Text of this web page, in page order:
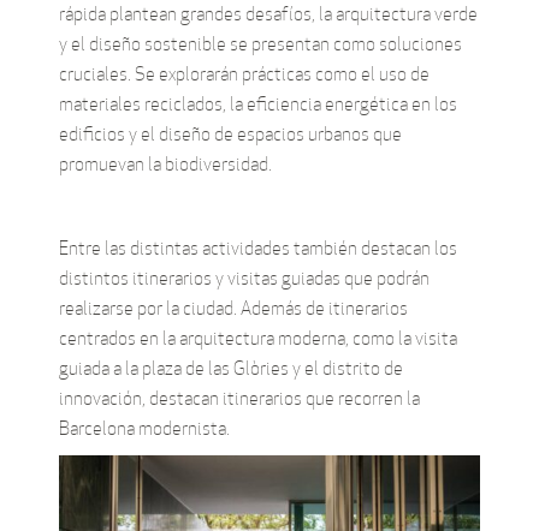
rápida plantean grandes desafíos, la arquitectura verde
y el diseño sostenible se presentan como soluciones
cruciales. Se explorarán prácticas como el uso de
materiales reciclados, la eficiencia energética en los
edificios y el diseño de espacios urbanos que
promuevan la biodiversidad.
Entre las distintas actividades también destacan los
distintos itinerarios y visitas guiadas que podrán
realizarse por la ciudad. Además de itinerarios
centrados en la arquitectura moderna, como la visita
guiada a la plaza de las Glòries y el distrito de
innovación, destacan itinerarios que recorren la
Barcelona modernista.